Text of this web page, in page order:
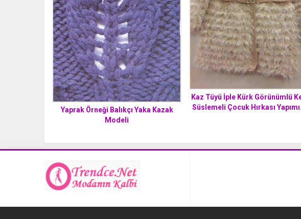
Yaprak Örneği Balıkçı Yaka Kazak
Modeli
Kaz Tüyü İple Kürk Görünümlü
Süslemeli Çocuk Hırkası